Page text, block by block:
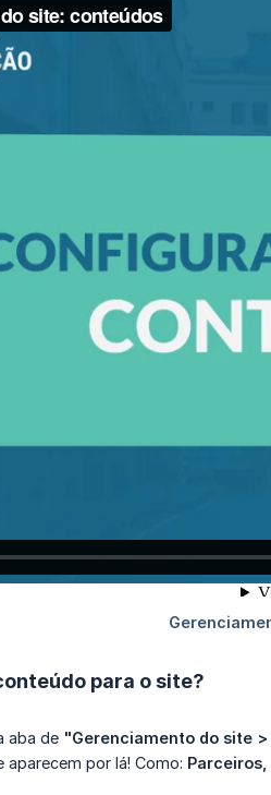
para o site?
aba de "Gerenciamento do site
por lá! Como: